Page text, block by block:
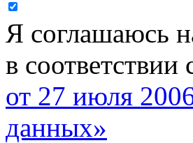
Я соглашаюсь
в
от 27 июля
данных»